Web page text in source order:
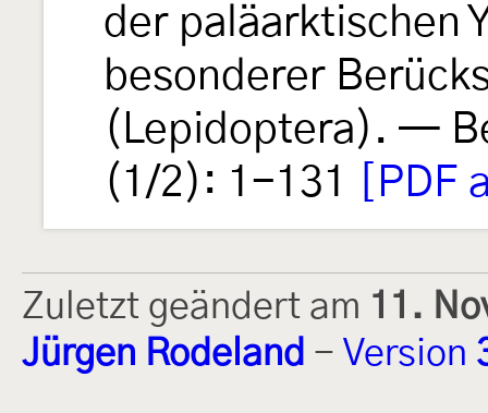
der paläarktischen
besonderer
(Lepidoptera). —
(1/2): 1-131
[PDF
Zuletzt geändert am 11.
Jürgen Rodeland - Version